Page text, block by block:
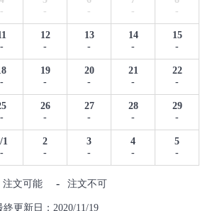
-
-
-
-
-
-
12
-
13
-
14
-
15
-
-
19
-
20
-
21
-
22
-
-
26
-
27
-
28
-
29
-
1
-
2
-
3
-
4
-
5
-
注文可能 - 注文不可
終更新日：2020/11/19